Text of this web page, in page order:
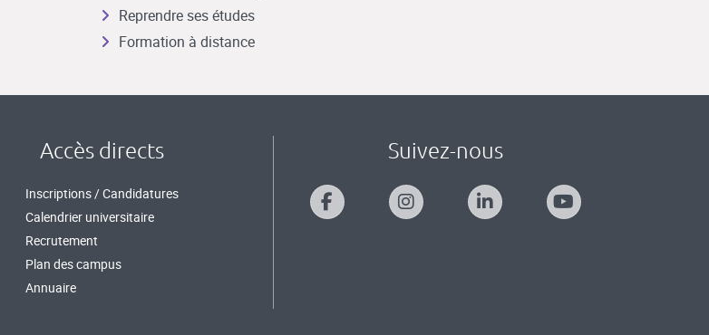
Reprendre ses études
Formation à distance
Accès directs
Inscriptions / Candidatures
Calendrier universitaire
Recrutement
Plan des campus
Annuaire
Suivez-nous